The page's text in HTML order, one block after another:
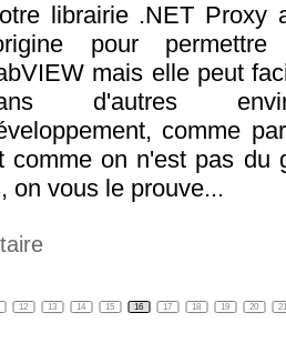
librairie .NET Proxy
pour permettre
mais elle peut
d'autres
comme
comme on n'est pas du
on vous le prouve...
12 13 14 15 16 17 18 19 20